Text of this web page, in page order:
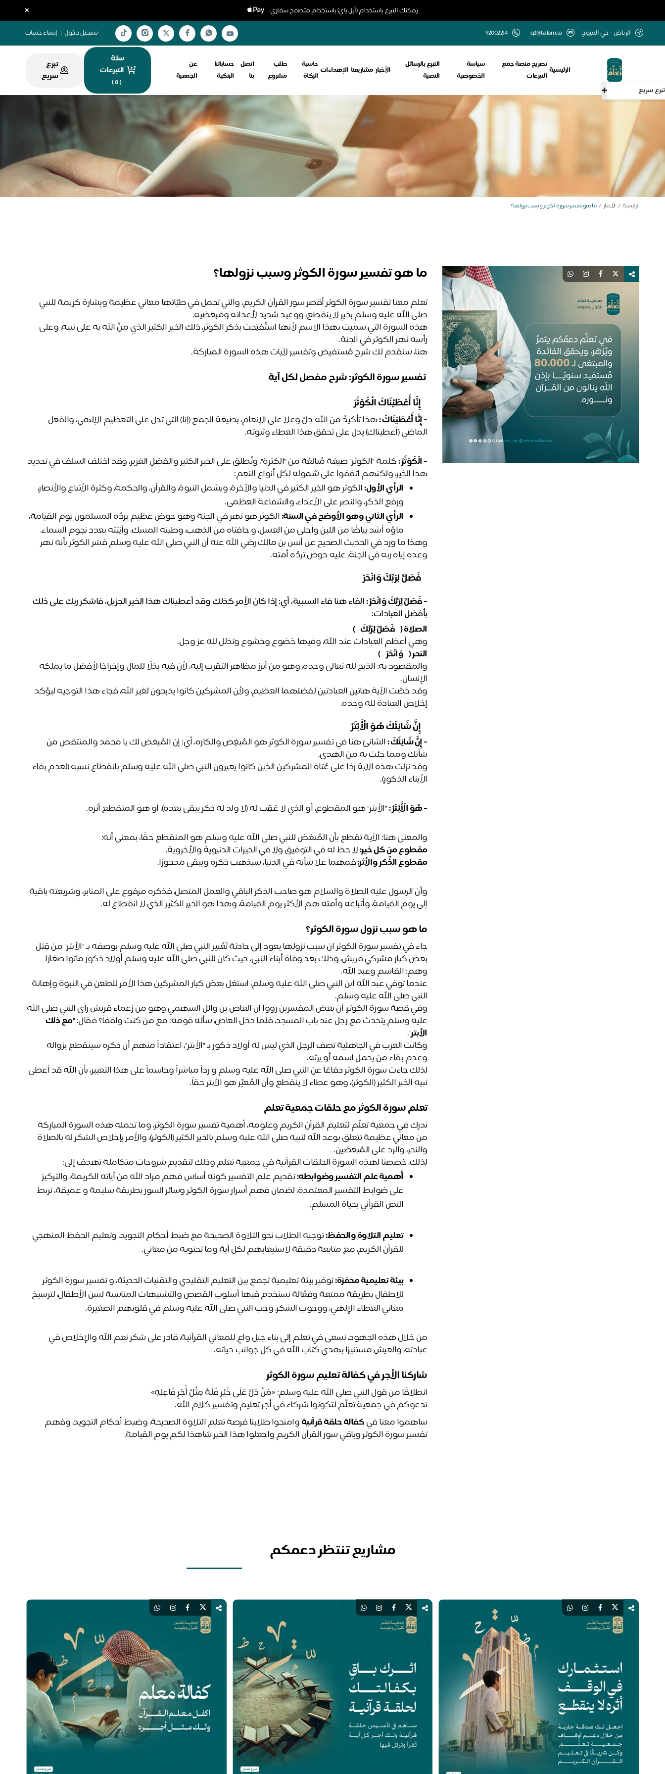
يمكنك التبرع باستخدام (أبل باي) باستخدام متصفح سفاري ×
تبرع سريع
الرياض - حي المروج q2@tallam.sa تسجيل دخول | إنشاء حساب
الرئيسية
تصريح منصة جمع
التبرعات
سياسة
الخصوصية
التبرع بالرسائل
النصية
الأخبار مشاريعنا الإهداءات
حاسبة
الزكاة
طلب
مشروع
اتصل
بنا
حساباتنا
البنكية
عن
الجمعية
سلة
التبرعات
(
0
)
تبرع
سريع
الرئيسية الأخبار ما هو تفسير سورة الكوثر وسبب نزولها؟
ما هو تفسير سورة الكوثر وسبب نزولها؟
صلى الله عليه وسلم بخيرٍ لا ينقطع، ووعيد شديد لأعدائه ومبغضيه.
رأسه نهر الكوثر في الجنة.
هنا، سنقدم لك شرح مُستفيض وتفسير لآيات هذه السورة المباركة.
تفسير سورة الكوثر: شرح مفصل لكل آية
﴿ إِنَّا أَعْطَيْنَاكَ الْكَوْثَرَ ﴾
- إِنَّا أَعْطَيْنَاكَ :
الماضي (أعطيناك) يدل على تحقق هذا العطاء وثبوته.
- الْكَوْثَرَ :
هذا الخير، ولكنهم اتفقوا على شموله لكل أنواع النعم:
الرأي الأول:
ورفع الذكر، والنصر على الأعداء، والشفاعة العظمى.
الرأي الثاني وهو الأوضح في السنة:
الكوثر هو نهر في الجنة وهو حوض عظيم يردُه المسلمون يوم القيامة،
ماؤه أشد بياضًا من اللبن وأحلى من العسل، و حافتاه من الذهب، وطينه المسك، وآنِيَته بعدد نجوم السماء.
وهذا ما ورد في الحديث الصحيح عن أنس بن مالك رضي الله عنه أن النبي صلى الله عليه وسلم فسَر الكوثر بأنه نهر
وعده إياه ربه في الجنة، عليه حوض تردُه أمته.
﴿ فَصَلِّ لِرَبِّكَ وَانْحَرْ ﴾
- فَصَلِّ لِرَبِّكَ وَانْحَرْ :الفاء هنا فاء السببية، أي: إذا كان الأمر كذلك وقد أعطيناك هذا الخير الجزيل، فاشكر ربك على ذلك
بأفضل العبادات:
الصلاة (﴿ فَصَلِّ لِرَبِّكَ ﴾)
وهي أعظم العبادات عند الله، وفيها خضوع وخشوع وتذلل لله عز وجل.
النحر (﴿ وَانْحَرْ ﴾)
الإنسان.
إخلاص العبادة لله وحده.
﴿ إِنَّ شَانِئَكَ هُوَ الْأَبْتَرُ ﴾
- إِنَّ شَانِئَكَ :
شأنك ومما جئت به من الهدى.
الأبناء الذكور).
- هُوَ الْأَبْتَرُ : "الأبتر" هو المقطوع، أو الذي لا عَقِب له (لا ولد له ذكر يبقى بعده)، أو هو المنقطع أثره.
والمعنى هنا: الآية تقطع بأن المُبغض للنبي صلى الله عليه وسلم هو المنقطع حقًا، بمعنى أنه:
مقطوع من كل خير: لا حظ له في التوفيق ولا في الخيرات الدنيوية والأخروية.
مقطوع الذِّكر والأثر: فمهما علا شأنه في الدنيا، سيذهب ذكره ويبقى مدحورًا.
إلى يوم القيامة، وأتباعه وأمته هم الأكثر يوم القيامة، وهذا هو الخير الكثير الذي لا انقطاع له.
ما هو سبب نزول سورة الكوثر؟
وهم: القاسم وعبد الله.
النبي صلى الله عليه وسلم.
عليه وسلم يتحدث مع رجل عند باب المسجد، فلما دخل العاص، سأله قومه: مع من كنت واقفاً؟ فقال: "
الأبتر".
وعدم بقاء من يحمل اسمه أو يرثه.
نبيه الخير الكثير (الكوثر)، وهو عطاء لا ينقطع وأن المُعيِّر هو الأبتر حقاً.
تعلم سورة الكوثر مع حلقات جمعية تعلم
والنحر، والرد على المُبغضين.
لذلك، خصصنا لهذه السورة الحلقات القرآنية في جمعية تعلم وذلك لتقديم شروحات متكاملة تهدف إلى:
أهمية علم التفسير وضوابطه:
تقديم علم التفسير كونه أساس فهم مراد الله من آياته الكريمة، والتركيز
النص القرآني بحياة المسلم.
تعليم التلاوة والحفظ:
للقرآن الكريم، مع متابعة دقيقة لاستيعابهم لكل آية وما تحتويه من معاني.
بيئة تعليمية محفزة:
توفير بيئة تعليمية تجمع بين التعليم التقليدي والتقنيات الحديثة، و تفسير سورة الكوثر
معاني العطاء الإلهي، ووجوب الشكر، وحب النبي صلى الله عليه وسلم في قلوبهم الصغيرة.
عبادته، والعيش مستنيرًا بهدي كتاب الله في كل جوانب حياته.
شاركنا الأجر في كفالة تعليم سورة الكوثر
انطلاقًا من قول النبي صلى الله عليه وسلم: «مَنْ دَلَّ عَلَى خَيْرٍ فَلَهُ مِثْلُ أَجْرِ فَاعِلِهِ»
ندعوكم في جمعية تعلّم لتكونوا شركاء في أجر تعليم وتفسير كلام الله.
ساهموا معنا في كفالة حلقة قرآنية
تفسير سورة الكوثر وباقي سور القرآن الكريم واجعلوا هذا الخير شاهدًا لكم يوم القيامة.
مشاريع تنتظر دعمكم